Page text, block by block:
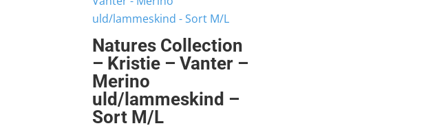
Natures Collection
– Kristie – Vanter –
Merino
uld/lammeskind –
Sort M/L